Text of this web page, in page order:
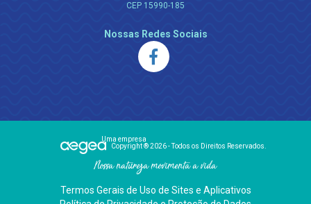
CEP 15990-185
Nossas Redes Sociais
Uma empresa
Copyright ® 2026 - Todos os Direitos Reservados.
Nossa natureza movimenta a vida
Termos Gerais de Uso de Sites e Aplicativos